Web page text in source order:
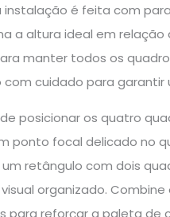
é feita com
a altura ideal em
manter todos os
cuidado para
posicionar os quatro
ponto focal delicado no
retângulo com dois
organizado.
para reforçar a paleta de